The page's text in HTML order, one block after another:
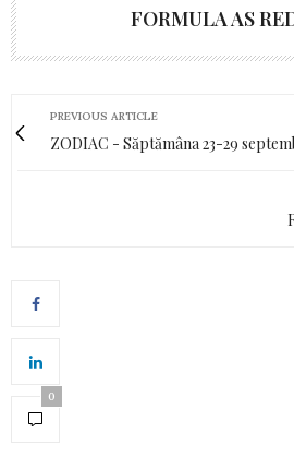
FORMULA AS
PREVIOUS ARTICLE
ZODIAC - Săptămâna 23-29
0